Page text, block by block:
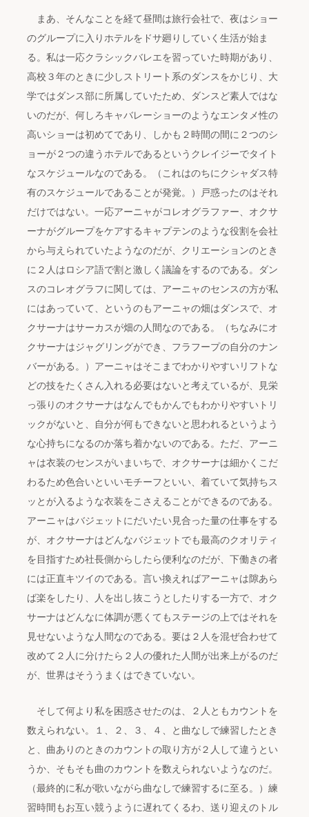
まあ、そんなことを経て昼間は旅行会社で、夜はショー
のグループに入りホテルをドサ廻りしていく生活が始ま
る。私は一応クラシックバレエを習っていた時期があり、
高校３年のときに少しストリート系のダンスをかじり、大
学ではダンス部に所属していたため、ダンスど素人ではな
いのだが、何しろキャバレーショーのようなエンタメ性の
高いショーは初めてであり、しかも２時間の間に２つのシ
ョーが２つの違うホテルであるというクレイジーでタイト
なスケジュールなのである。（これはのちにクシャダス特
有のスケジュールであることが発覚。）戸惑ったのはそれ
だけではない。一応アーニャがコレオグラファー、オクサ
ーナがグループをケアするキャプテンのような役割を会社
から与えられていたようなのだが、クリエーションのとき
に２人はロシア語で割と激しく議論をするのである。ダン
スのコレオグラフに関しては、アーニャのセンスの方が私
にはあっていて、というのもアーニャの畑はダンスで、オ
クサーナはサーカスが畑の人間なのである。（ちなみにオ
クサーナはジャグリングができ、フラフープの自分のナン
バーがある。）アーニャはそこまでわかりやすいリフトな
どの技をたくさん入れる必要はないと考えているが、見栄
っ張りのオクサーナはなんでもかんでもわかりやすいトリ
ックがないと、自分が何もできないと思われるというよう
な心持ちになるのか落ち着かないのである。ただ、アーニ
ャは衣装のセンスがいまいちで、オクサーナは細かくこだ
わるため色合いといいモチーフといい、着ていて気持ちス
ッとが入るような衣装をこさえることができるのである。
アーニャはバジェットにだいたい見合った量の仕事をする
が、オクサーナはどんなバジェットでも最高のクオリティ
を目指すため社長側からしたら便利なのだが、下働きの者
には正直キツイのである。言い換えればアーニャは隙あら
ば楽をしたり、人を出し抜こうとしたりする一方で、オク
サーナはどんなに体調が悪くてもステージの上ではそれを
見せないような人間なのである。要は２人を混ぜ合わせて
改めて２人に分けたら２人の優れた人間が出来上がるのだ
が、世界はそううまくはできていない。
そして何より私を困惑させたのは、２人ともカウントを
数えられない。１、２、３、４、と曲なしで練習したとき
と、曲ありのときのカウントの取り方が２人して違うとい
うか、そもそも曲のカウントを数えられないようなのだ。
（最終的に私が歌いながら曲なしで練習するに至る。）練
習時間もお互い競うように遅れてくるわ、送り迎えのトル